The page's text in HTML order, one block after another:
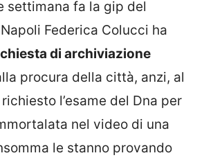
settimana fa la gip del
Federica Colucci ha
di archiviazione
procura della città, anzi, al
l’esame del Dna per
nel video di una
le stanno provando